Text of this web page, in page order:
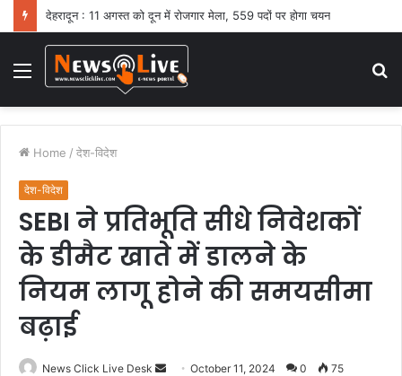
देहरादून : 11 अगस्त को दून में रोजगार मेला, 559 पदों पर होगा चयन
Menu
Home / देश-विदेश
देश-विदेश
SEBI ने प्रतिभूति सीधे निवेशकों
के डीमैट खाते में डालने के
नियम लागू होने की समयसीमा
बढ़ाई
News Click Live Desk October 11, 2024 0 75